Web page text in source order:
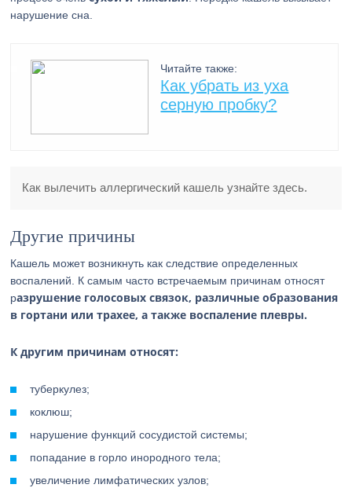
нарушение сна.
Читайте также:
Как убрать из уха
серную пробку?
Как вылечить аллергический кашель узнайте здесь.
Другие причины
Кашель может возникнуть как следствие определенных
воспалений. К самым часто встречаемым причинам относят
разрушение голосовых связок, различные образования
в гортани или трахее, а также воспаление плевры.
К другим причинам относят:
туберкулез;
коклюш;
нарушение функций сосудистой системы;
попадание в горло инородного тела;
увеличение лимфатических узлов;